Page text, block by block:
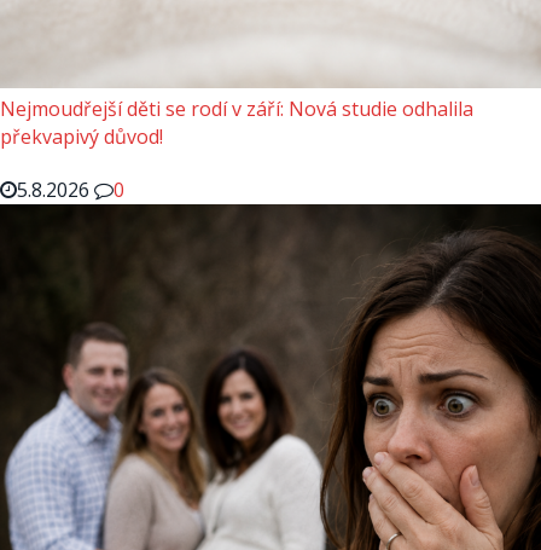
Nejmoudřejší děti se rodí v září: Nová studie odhalila
překvapivý důvod!
5.8.2026
0